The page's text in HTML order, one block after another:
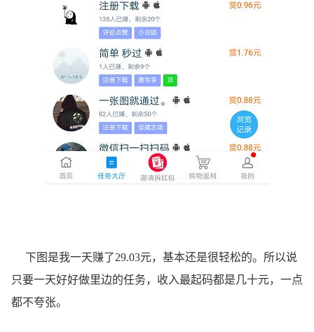
下图是我一天赚了29.03元，基本还是很轻松的。所以说
只要一天好好做里边的任务，收入最起码都是几十元，一点
都不夸张。